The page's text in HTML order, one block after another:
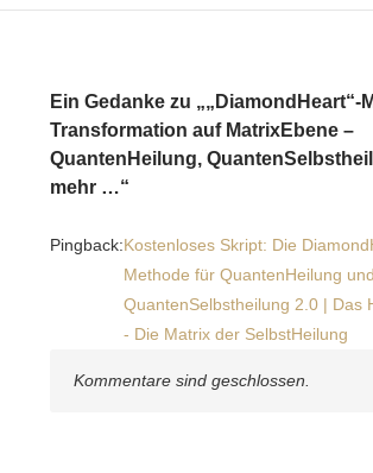
Ein Gedanke zu „„DiamondHeart“-
Transformation auf MatrixEbene –
QuantenHeilung,
mehr …“
Pingback:Kostenloses Skript: Die
Methode für QuantenHeilung und
QuantenSelbstheilung 2.0 | Das
- Die Matrix der SelbstHeilung
Kommentare sind geschlossen.